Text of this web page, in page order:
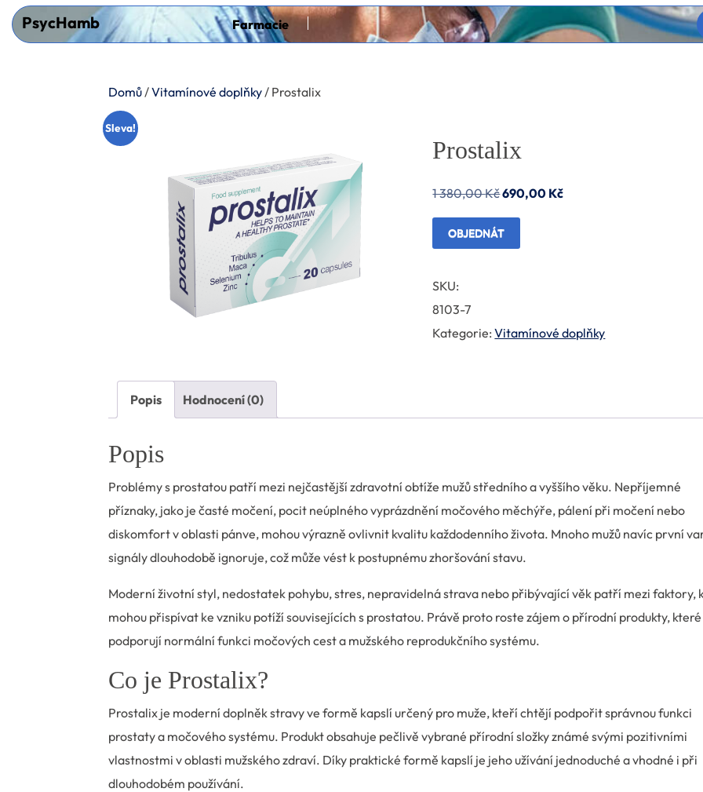
Skip
PsycHamb Farmacie
Domů/Vitamínové doplňky/ Prostalix
Sleva!
Prostalix
1 380,00KčPůvodní
cena
byla:
690,00 KčAktuální
OBJEDNÁT
SKU:
8103-7
Kategorie:Vitamínové doplňky
Popis Hodnocení (0)
Popis
Problémy s prostatou patří mezi nejčastější zdravotní obtíže mužů středního a vyššího věku. Nepříjemné
příznaky, jako je časté močení, pocit neúplného vyprázdnění močového měchýře, pálení při močení nebo
diskomfort v oblasti pánve, mohou výrazně ovlivnit kvalitu každodenního života. Mnoho mužů navíc první
signály dlouhodobě ignoruje, což může vést k postupnému zhoršování stavu.
Moderní životní styl, nedostatek pohybu, stres, nepravidelná strava nebo přibývající věk patří mezi faktory,
mohou přispívat ke vzniku potíží souvisejících s prostatou. Právě proto roste zájem o přírodní produkty, které
podporují normální funkci močových cest a mužského reprodukčního systému.
Co je Prostalix?
Prostalix je moderní doplněk stravy ve formě kapslí určený pro muže, kteří chtějí podpořit správnou funkci
prostaty a močového systému. Produkt obsahuje pečlivě vybrané přírodní složky známé svými pozitivními
vlastnostmi v oblasti mužského zdraví. Díky praktické formě kapslí je jeho užívání jednoduché a vhodné i při
dlouhodobém používání.